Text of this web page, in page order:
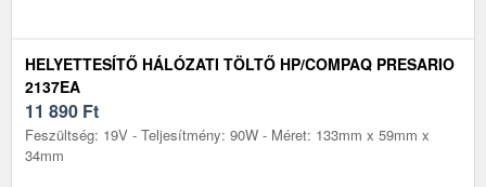
HELYETTESÍTŐ HÁLÓZATI TÖLTŐ HP/COMPAQ PRESARIO
2137EA
11 890 Ft
Feszültség: 19V - Teljesítmény: 90W - Méret: 133mm x 59mm x
34mm